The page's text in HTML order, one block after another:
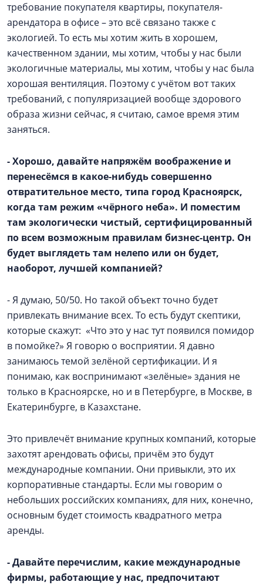
требование покупателя квартиры, покупателя-
арендатора в офисе – это всё связано также с
экологией. То есть мы хотим жить в хорошем,
качественном здании, мы хотим, чтобы у нас были
экологичные материалы, мы хотим, чтобы у нас была
хорошая вентиляция. Поэтому с учётом вот таких
требований, с популяризацией вообще здорового
образа жизни сейчас, я считаю, самое время этим
заняться.
- Хорошо, давайте напряжём воображение и
перенесёмся в какое-нибудь совершенно
отвратительное место, типа город Красноярск,
когда там режим «чёрного неба». И поместим
там экологически чистый, сертифицированный
по всем возможным правилам бизнес-центр. Он
будет выглядеть там нелепо или он будет,
наоборот, лучшей компанией?
- Я думаю, 50/50. Но такой объект точно будет
привлекать внимание всех. То есть будут скептики,
которые скажут: «Что это у нас тут появился помидор
в помойке?» Я говорю о восприятии. Я давно
занимаюсь темой зелёной сертификации. И я
понимаю, как воспринимают «зелёные» здания не
только в Красноярске, но и в Петербурге, в Москве, в
Екатеринбурге, в Казахстане.
Это привлечёт внимание крупных компаний, которые
захотят арендовать офисы, причём это будут
международные компании. Они привыкли, это их
корпоративные стандарты. Если мы говорим о
небольших российских компаниях, для них, конечно,
основным будет стоимость квадратного метра
аренды.
- Давайте перечислим, какие международные
фирмы, работающие у нас, предпочитают